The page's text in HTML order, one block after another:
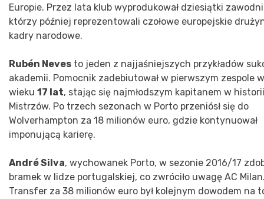
Europie. Przez lata klub wyprodukował dziesiątki
którzy później reprezentowali czołowe europejskie
kadry narodowe.
Rubén Neves to jeden z najjaśniejszych przykładów
akademii. Pomocnik zadebiutował w pierwszym zespole w
wieku 17 lat, stając się najmłodszym kapitanem w
Mistrzów. Po trzech sezonach w Porto przeniósł się do
Wolverhampton za 18 milionów euro, gdzie kontynuował
imponującą karierę.
André Silva, wychowanek Porto, w sezonie 2016/17
bramek w lidze portugalskiej, co zwróciło uwagę AC
Transfer za 38 milionów euro był kolejnym dowodem na